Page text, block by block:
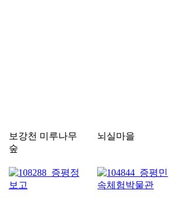
보강천 미루나무
숲
뇌실마을